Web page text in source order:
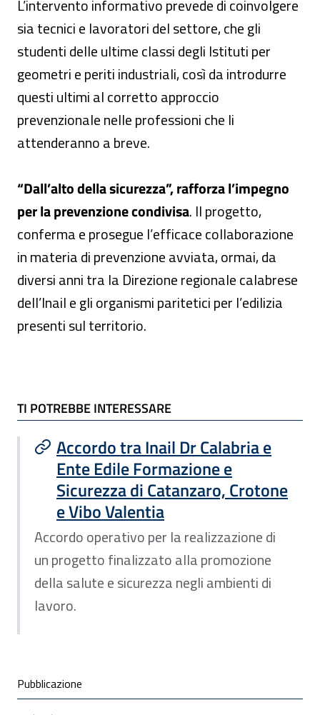
L’intervento informativo prevede di coinvolgere
sia tecnici e lavoratori del settore, che gli
studenti delle ultime classi degli Istituti per
geometri e periti industriali, così da introdurre
questi ultimi al corretto approccio
prevenzionale nelle professioni che li
attenderanno a breve.
“Dall’alto della sicurezza”, rafforza l’impegno
per la prevenzione condivisa. Il progetto,
conferma e prosegue l’efficace collaborazione
in materia di prevenzione avviata, ormai, da
diversi anni tra la Direzione regionale calabrese
dell’Inail e gli organismi paritetici per l’edilizia
presenti sul territorio.
TI POTREBBE INTERESSARE
TI POTREBBE INTERESSARE
Accordo tra Inail Dr Calabria e
Ente Edile Formazione e
Sicurezza di Catanzaro, Crotone
e Vibo Valentia
Accordo operativo per la realizzazione di
un progetto finalizzato alla promozione
della salute e sicurezza negli ambienti di
lavoro.
Condivisione social
Pubblicazione